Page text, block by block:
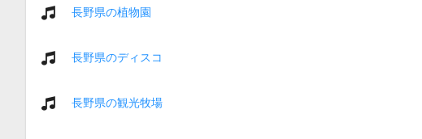
長野県の植物園
長野県のディスコ
長野県の観光牧場